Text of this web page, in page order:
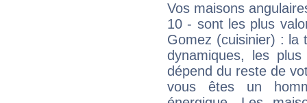
Vos maisons
10 - sont les plus
Gomez (cuisinier) : la
dynamiques, les
dépend du reste de
vous êtes un